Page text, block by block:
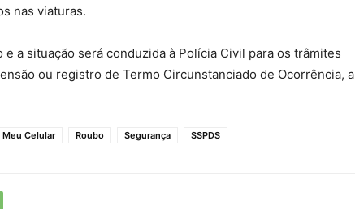
nas viaturas.
e a situação será conduzida à Polícia Civil para os trâmites
ou registro de Termo Circunstanciado de Ocorrência, a
Meu Celular Roubo Segurança SSPDS